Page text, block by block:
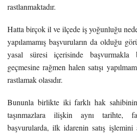
rastlanmaktadır.
Hatta birçok il ve ilçede iş yoğunluğu
yapılamamış başvuruların da olduğu
yasal süresi içerisinde
geçmesine rağmen halen satışı
rastlamak olasıdır.
Bununla birlikte iki farklı hak
taşınmazlara ilişkin aynı tarihte,
başvurularda, ilk idarenin satış